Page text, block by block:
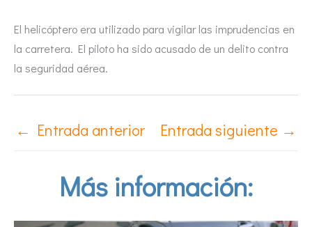
El helicóptero era utilizado para vigilar las imprudencias en
la carretera. El piloto ha sido acusado de un delito contra
la seguridad aérea.
← Entrada anterior Entrada siguiente →
Más información: